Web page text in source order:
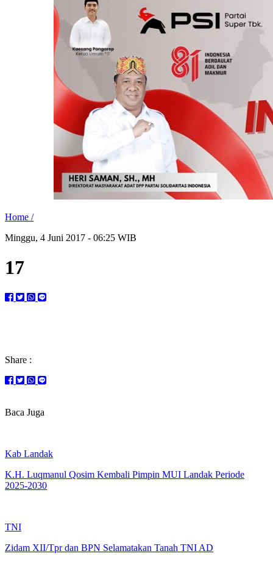
Home /
Minggu, 4 Juni 2017 - 06:25 WIB
17
Share :
Baca Juga
Kab Landak
K.H. Luqmanul Qosim Kembali Pimpin MUI Landak Periode
2025-2030
TNI
Zidam XII/Tpr dan BPN Selamatakan Tanah TNI AD